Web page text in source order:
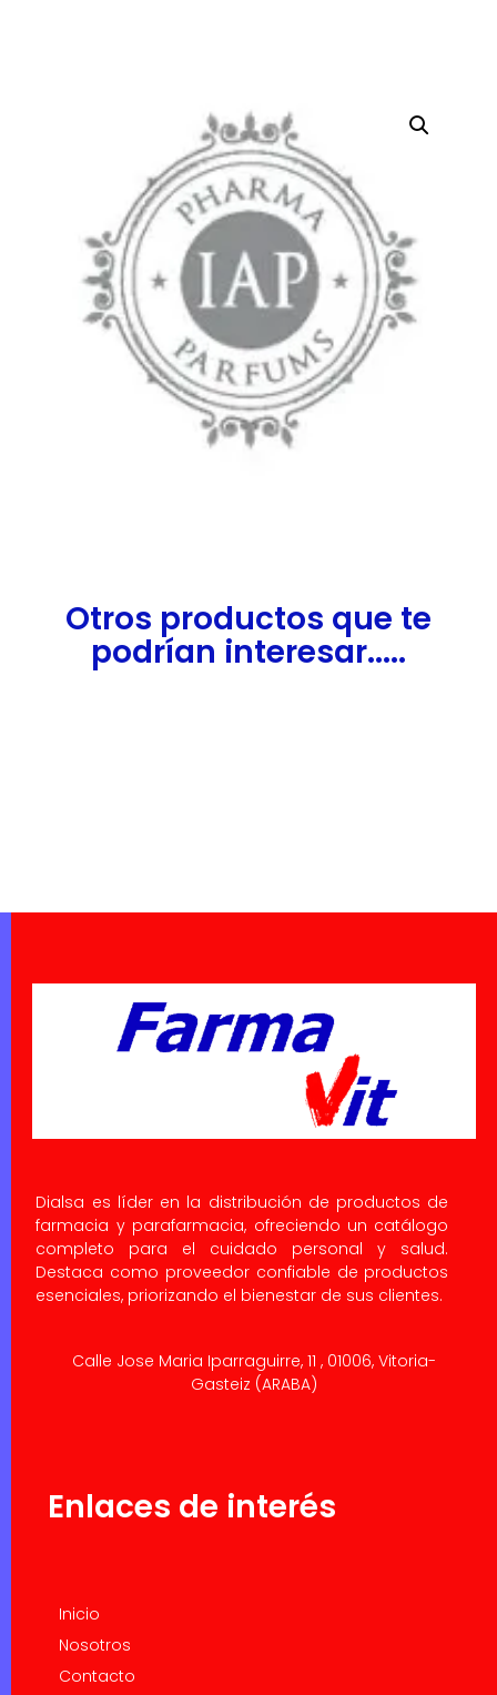
Otros productos que te
podrían interesar.....
Dialsa es líder en la distribución de productos de
farmacia y parafarmacia, ofreciendo un catálogo
completo para el cuidado personal y salud.
Destaca como proveedor confiable de productos
esenciales, priorizando el bienestar de sus clientes.
Calle Jose Maria Iparraguirre, 11 , 01006, Vitoria-
Gasteiz (ARABA)
Enlaces de interés
Inicio
Nosotros
Contacto